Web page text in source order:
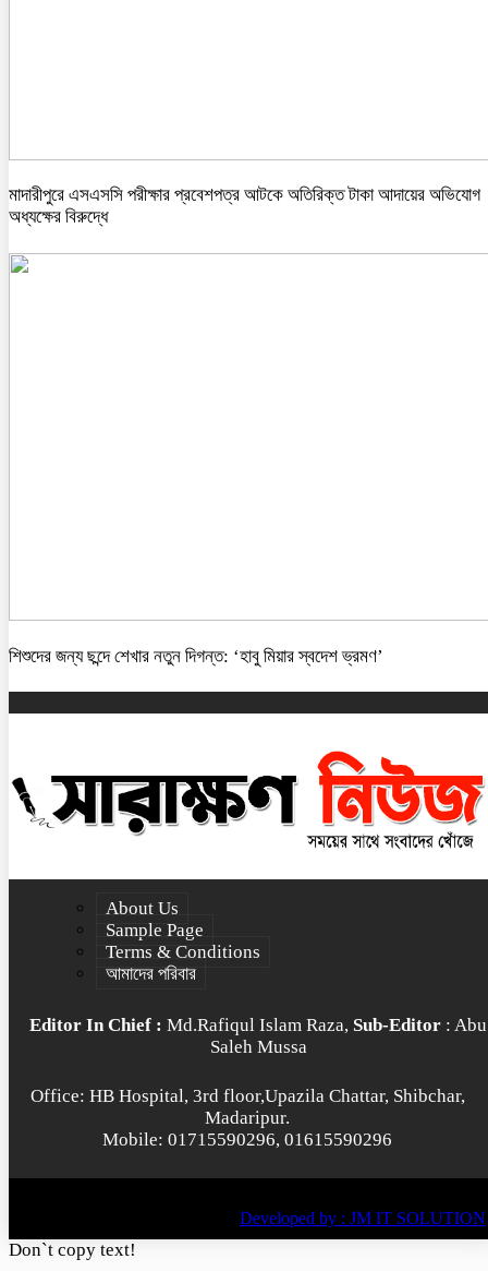
মাদারীপুরে এসএসসি পরীক্ষার প্রবেশপত্র আটকে অতিরিক্ত টাকা আদায়ের অভিযোগ
অধ্যক্ষের বিরুদ্ধে
শিশুদের জন্য ছন্দে শেখার নতুন দিগন্ত: ‘হাবু মিয়ার স্বদেশ ভ্রমণ’
About Us
Sample Page
Terms & Conditions
আমাদের পরিবার
Editor In Chief : Md.Rafiqul Islam Raza, Sub-Editor : Abu
Saleh Mussa
Office: HB Hospital, 3rd floor,Upazila Chattar, Shibchar,
Madaripur.
Mobile: 01715590296, 01615590296
Developed by : JM IT SOLUTION
Don`t copy text!